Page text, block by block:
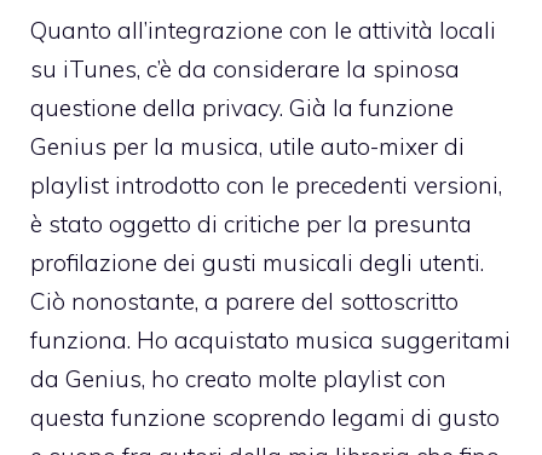
Quanto all’integrazione con le attività locali
su iTunes, c’è da considerare la spinosa
questione della privacy. Già la funzione
Genius per la musica, utile auto-mixer di
playlist introdotto con le precedenti versioni,
è stato oggetto di critiche per la presunta
profilazione dei gusti musicali degli utenti.
Ciò nonostante, a parere del sottoscritto
funziona. Ho acquistato musica suggeritami
da Genius, ho creato molte playlist con
questa funzione scoprendo legami di gusto